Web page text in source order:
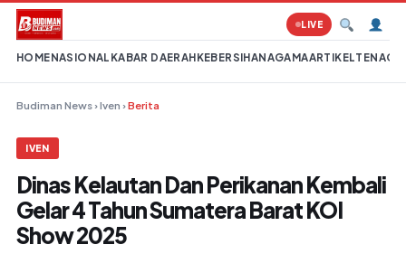
Lompat ke konten
HOMENASIONAL KABAR DAERAHKEBERSIHANAGAMAARTIKELTENAGA
LIVE
Budiman News ›Iven ›Berita
IVEN
Dinas Kelautan Dan Perikanan Kembali
Gelar 4 Tahun Sumatera Barat KOI
Show 2025